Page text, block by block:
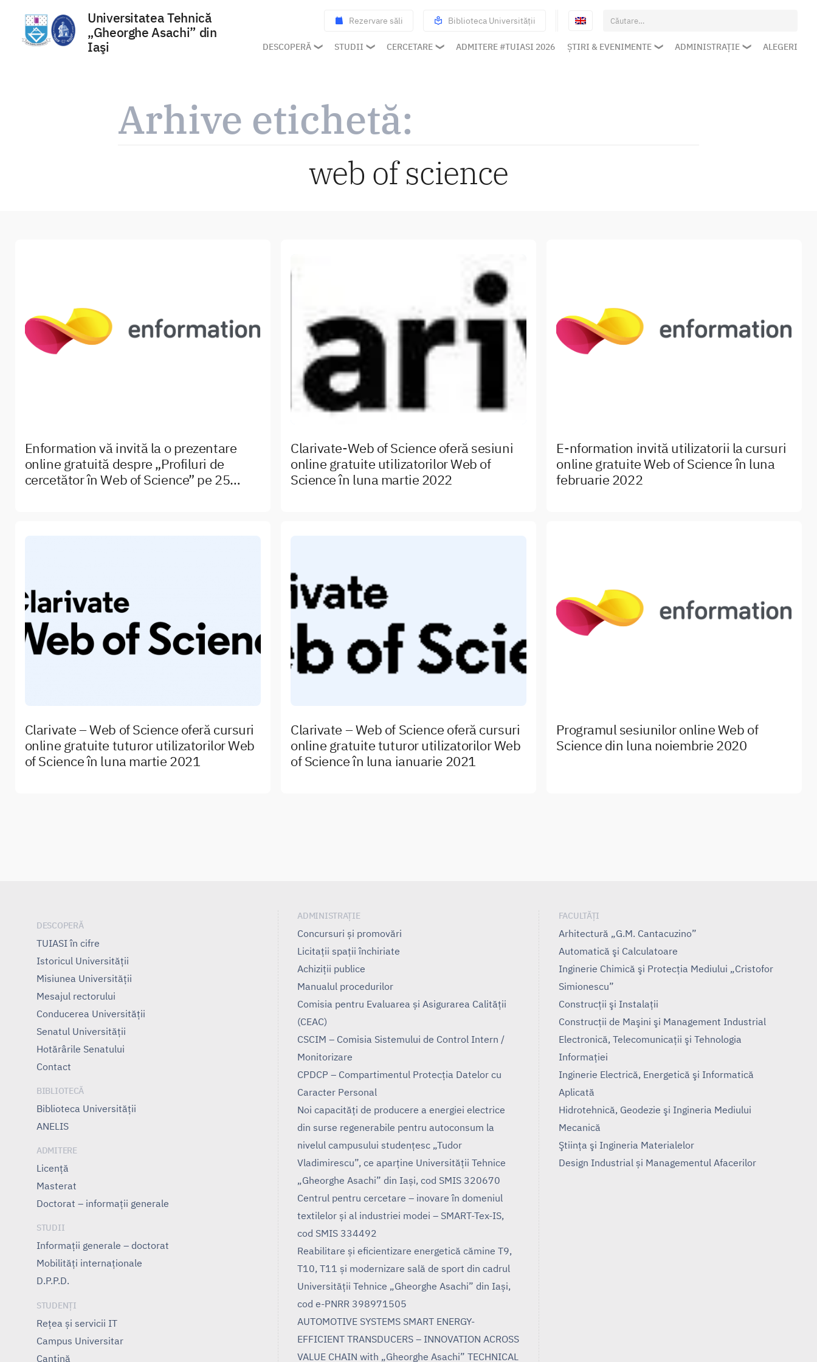
Universitatea Tehnică
„Gheorghe Asachi” din
Iaşi
Rezervare săli Biblioteca Universității
Caută
după:
DESCOPERĂ STUDII CERCETARE ADMITERE #TUIASI 2026 ȘTIRI & EVENIMENTE ADMINISTRAȚIE ALEGERI
Arhive etichetă:
web of science
Enformation vă invită la o prezentare
online gratuită despre „Profiluri de
cercetător în Web of Science” pe 25
Clarivate-Web of Science oferă sesiuni
online gratuite utilizatorilor Web of
Science în luna martie 2022
E-nformation invită utilizatorii la cursuri
online gratuite Web of Science în luna
februarie 2022
Clarivate – Web of Science oferă cursuri
online gratuite tuturor utilizatorilor Web
of Science în luna martie 2021
Clarivate – Web of Science oferă cursuri
online gratuite tuturor utilizatorilor Web
of Science în luna ianuarie 2021
Programul sesiunilor online Web of
Science din luna noiembrie 2020
DESCOPERĂ
TUIASI în cifre
Istoricul Universităţii
Misiunea Universităţii
Mesajul rectorului
Conducerea Universităţii
Senatul Universității
Hotărârile Senatului
Contact
BIBLIOTECĂ
Biblioteca Universității
ANELIS
ADMITERE
Licență
Masterat
Doctorat – informații generale
STUDII
Informații generale – doctorat
Mobilități internaționale
D.P.P.D.
STUDENȚI
Rețea și servicii IT
Campus Universitar
Cantină
ADMINISTRAȚIE
Concursuri și promovări
Licitații spații închiriate
Achiziții publice
Manualul procedurilor
Comisia pentru Evaluarea și Asigurarea Calității
(CEAC)
CSCIM – Comisia Sistemului de Control Intern /
Monitorizare
CPDCP – Compartimentul Protecția Datelor cu
Caracter Personal
Noi capacități de producere a energiei electrice
din surse regenerabile pentru autoconsum la
nivelul campusului studențesc „Tudor
Vladimirescu”, ce aparține Universității Tehnice
„Gheorghe Asachi” din Iași, cod SMIS 320670
Centrul pentru cercetare – inovare în domeniul
textilelor și al industriei modei – SMART-Tex-IS,
cod SMIS 334492
Reabilitare și eficientizare energetică cămine T9,
T10, T11 și modernizare sală de sport din cadrul
Universității Tehnice „Gheorghe Asachi” din Iași,
cod e-PNRR 398971505
AUTOMOTIVE SYSTEMS SMART ENERGY-
EFFICIENT TRANSDUCERS – INNOVATION ACROSS
VALUE CHAIN with „Gheorghe Asachi” TECHNICAL
FACULTĂȚI
Arhitectură „G.M. Cantacuzino”
Automatică şi Calculatoare
Inginerie Chimică şi Protecţia Mediului „Cristofor
Simionescu”
Construcţii şi Instalaţii
Construcţii de Maşini şi Management Industrial
Electronică, Telecomunicaţii şi Tehnologia
Informaţiei
Inginerie Electrică, Energetică şi Informatică
Aplicată
Hidrotehnică, Geodezie şi Ingineria Mediului
Mecanică
Ştiinţa şi Ingineria Materialelor
Design Industrial și Managementul Afacerilor